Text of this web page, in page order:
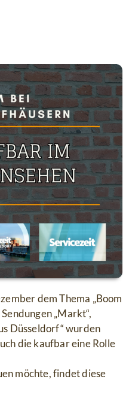
dem Thema „Boom
„Markt“,
Düsseldorf“ wurden
die kaufbar eine Rolle
möchte, findet diese